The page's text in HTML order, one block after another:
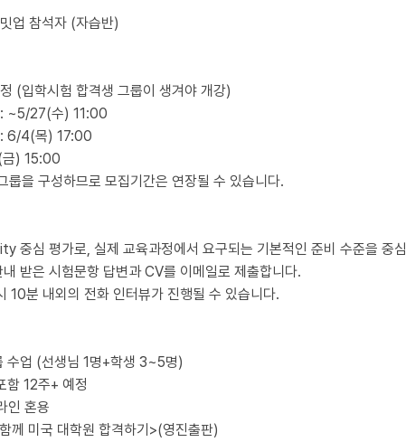
업 참석자 (자습반)
(입학시험 합격생 그룹이 생겨야 개강)
: ~5/27(수) 11:00
: 6/4(목) 17:00
금) 15:00
룹을 구성하므로 모집기간은 연장될 수 있습니다.
중심 평가로, 실제 교육과정에서 요구되는 기본적인 준비 수준을 중
받은 시험문항 답변과 CV를 이메일로 제출합니다.
10분 내외의 전화 인터뷰가 진행될 수 있습니다.
수업 (선생님 1명+학생 3~5명)
함 12주+ 예정
인 혼용
께 미국 대학원 합격하기>(영진출판)